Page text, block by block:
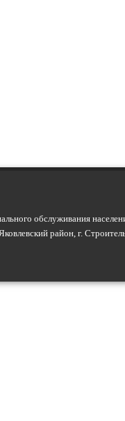
обслуживания
район, г.